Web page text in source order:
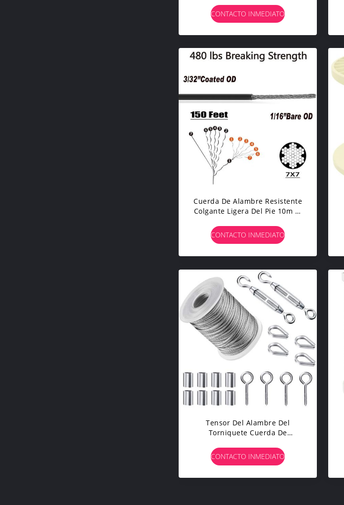
CONTACTO INMEDIATO
Cuerda De Alambre Resistente
Colgante Ligera Del Pie 10m M
Secuencia
CONTACTO INMEDIATO
Tensor Del Alambre Del
Torniquete Cuerda De
Con La Capa Del Pvc
CONTACTO INMEDIATO